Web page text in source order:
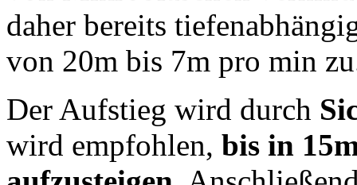
daher bereits
von 20m bis 7m pro min
Der Aufstieg wird durch
wird empfohlen, bis in